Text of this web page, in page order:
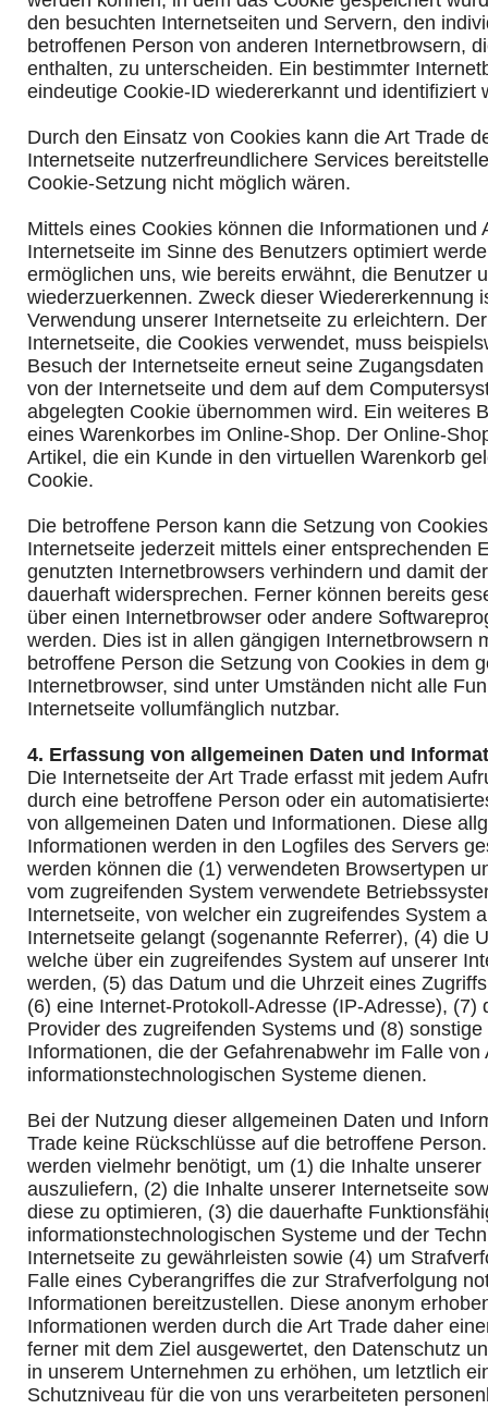
den besuchten Internetseiten und Servern, den
betroffenen Person von anderen Internetbrowsern,
enthalten, zu unterscheiden. Ein bestimmter
eindeutige Cookie-ID wiedererkannt und identifiziert
Durch den Einsatz von Cookies kann die Art Trade
Internetseite nutzerfreundlichere Services
Cookie-Setzung nicht möglich wären.
Mittels eines Cookies können die Informationen und
Internetseite im Sinne des Benutzers optimiert
ermöglichen uns, wie bereits erwähnt, die Benutzer
wiederzuerkennen. Zweck dieser Wiedererkennung
Verwendung unserer Internetseite zu erleichtern.
Internetseite, die Cookies verwendet, muss
Besuch der Internetseite erneut seine
von der Internetseite und dem auf dem
abgelegten Cookie übernommen wird. Ein weiteres
eines Warenkorbes im Online-Shop. Der Online-
Artikel, die ein Kunde in den virtuellen Warenkorb
Cookie.
Die betroffene Person kann die Setzung von
Internetseite jederzeit mittels einer entsprechenden
genutzten Internetbrowsers verhindern und damit
dauerhaft widersprechen. Ferner können bereits
über einen Internetbrowser oder andere
werden. Dies ist in allen gängigen Internetbrowsern
betroffene Person die Setzung von Cookies in dem
Internetbrowser, sind unter Umständen nicht alle
Internetseite vollumfänglich nutzbar.
4. Erfassung von allgemeinen Daten und
Die Internetseite der Art Trade erfasst mit jedem
durch eine betroffene Person oder ein
von allgemeinen Daten und Informationen. Diese
Informationen werden in den Logfiles des Servers
werden können die (1) verwendeten Browsertypen
vom zugreifenden System verwendete
Internetseite, von welcher ein zugreifendes System
Internetseite gelangt (sogenannte Referrer), (4) die
welche über ein zugreifendes System auf unserer
werden, (5) das Datum und die Uhrzeit eines
(6) eine Internet-Protokoll-Adresse (IP-Adresse), (7)
Provider des zugreifenden Systems und (8)
Informationen, die der Gefahrenabwehr im Falle von
informationstechnologischen Systeme dienen.
Bei der Nutzung dieser allgemeinen Daten und
Trade keine Rückschlüsse auf die betroffene
werden vielmehr benötigt, um (1) die Inhalte
auszuliefern, (2) die Inhalte unserer Internetseite
diese zu optimieren, (3) die dauerhafte
informationstechnologischen Systeme und der
Internetseite zu gewährleisten sowie (4) um
Falle eines Cyberangriffes die zur Strafverfolgung
Informationen bereitzustellen. Diese anonym
Informationen werden durch die Art Trade daher
ferner mit dem Ziel ausgewertet, den Datenschutz
in unserem Unternehmen zu erhöhen, um letztlich
Schutzniveau für die von uns verarbeiteten